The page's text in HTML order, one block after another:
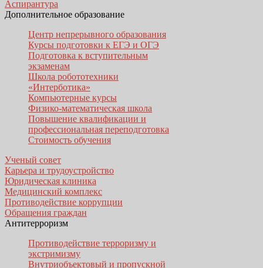
Аспирантура
Дополнительное образование
Центр непрерывного образования
Курсы подготовки к ЕГЭ и ОГЭ
Подготовка к вступительным
экзаменам
Школа робототехники
«Интерботика»
Компьютерные курсы
Физико-математическая школа
Повышение квалификации и
профессиональная переподготовка
Стоимость обучения
Ученый совет
Карьера и трудоустройство
Юридическая клиника
Медицинский комплекс
Противодействие коррупции
Обращения граждан
Антитерроризм
Противодействие терроризму и
экстримизму
Внутриобъектовый и пропускной